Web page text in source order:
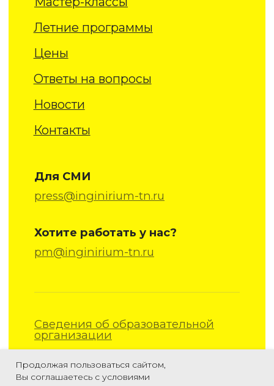
Продолжая пользоваться сайтом,
Вы соглашаетесь с условиями